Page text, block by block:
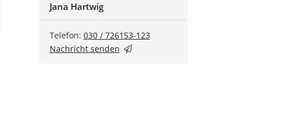
Jana Hartwig
Telefon: 030 / 726153-123
Nachricht senden